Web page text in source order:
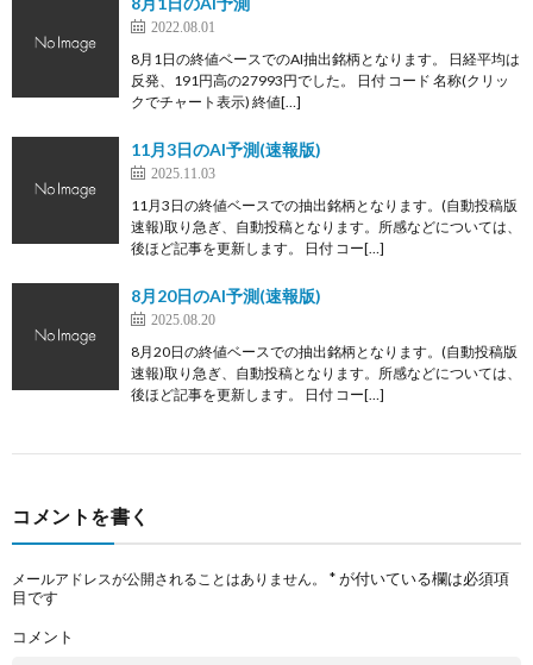
2022.08.01
8月1日の終値ベースでのAI抽出銘柄となります。 日経平均は
反発、191円高の27993円でした。 日付 コード 名称(クリッ
クでチャート表示) 終値[…]
11月3日のAI予測(速報版)
2025.11.03
11月3日の終値ベースでの抽出銘柄となります。(自動投稿版
速報)取り急ぎ、自動投稿となります。所感などについては、
後ほど記事を更新します。 日付 コー[…]
8月20日のAI予測(速報版)
2025.08.20
8月20日の終値ベースでの抽出銘柄となります。(自動投稿版
速報)取り急ぎ、自動投稿となります。所感などについては、
後ほど記事を更新します。 日付 コー[…]
コメントを書く
メールアドレスが公開されることはありません。 *が付いている欄は必須項
目です
コメント